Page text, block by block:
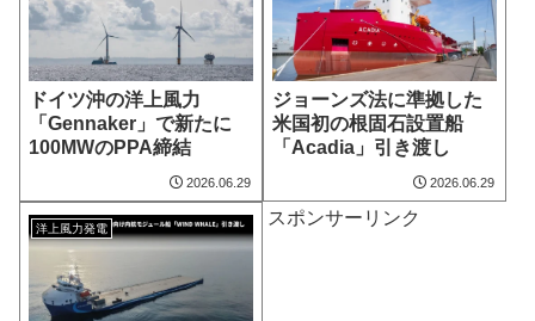
ドイツ沖の洋上風力
「Gennaker」で新たに
100MWのPPA締結
2026.06.29
ジョーンズ法に準拠した
米国初の根固石設置船
「Acadia」引き渡し
2026.06.29
洋上風力発電 スポンサーリンク